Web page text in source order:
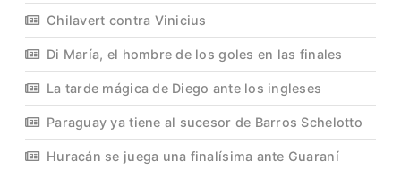
Chilavert contra Vinicius
Di María, el hombre de los goles en las finales
La tarde mágica de Diego ante los ingleses
Paraguay ya tiene al sucesor de Barros Schelotto
Huracán se juega una finalísima ante Guaraní